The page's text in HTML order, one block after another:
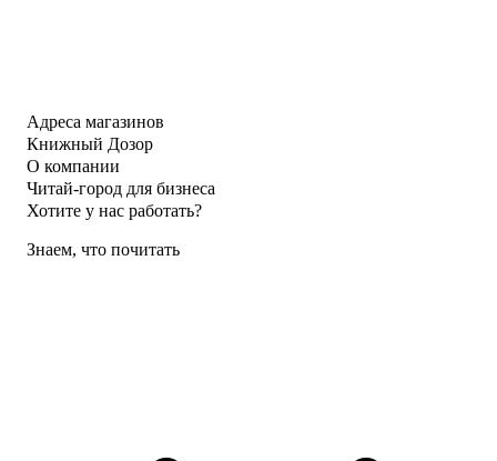
Адреса магазинов
Книжный Дозор
О компании
Читай-город для бизнеса
Хотите у нас работать?
Знаем, что почитать